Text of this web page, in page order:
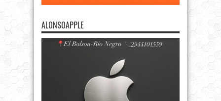
ALONSOAPPLE